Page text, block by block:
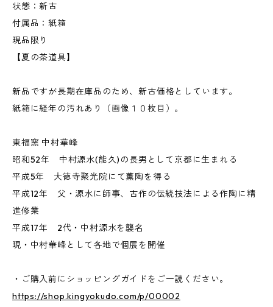
状態：新古
付属品：紙箱
現品限り
【夏の茶道具】
新品ですが長期在庫品のため、新古価格としています。
紙箱に経年の汚れあり（画像１０枚目）。
東福窯 中村華峰
昭和52年 中村源水(能久)の長男として京都に生まれる
平成5年 大徳寺聚光院にて薫陶を得る
平成12年 父・源水に師事、古作の伝統技法による作陶に精
進修業
平成17年 2代・中村源水を襲名
現・中村華峰として各地で個展を開催
・ご購入前にショッピングガイドをご一読ください。
https://shop.kingyokudo.com/p/00002